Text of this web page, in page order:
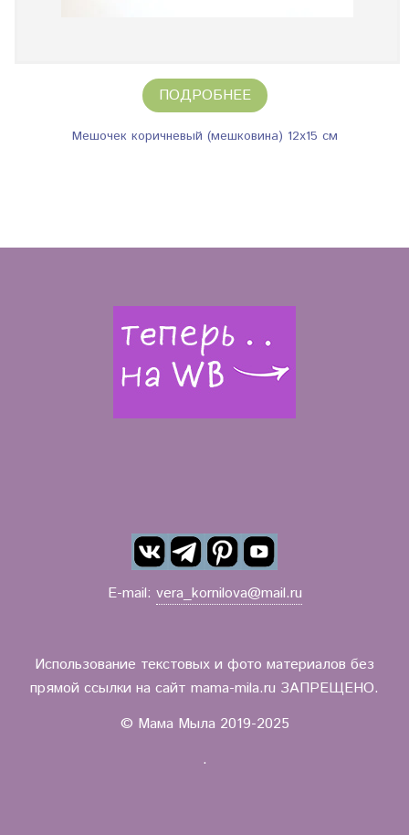
ПОДРОБНЕЕ
Мешочек коричневый (мешковина) 12х15 см
E-mail: vera_kornilova@mail.ru
Использование текстовых и фото материалов без
прямой ссылки на сайт mama-mila.ru ЗАПРЕЩЕНО.
© Мама Мыла 2019-2025
.